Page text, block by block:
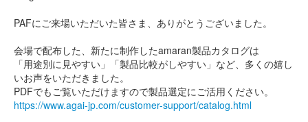
PAFにご来場いただいた皆さま、ありがとうございました。
会場で配布した、新たに制作したamaran製品カタログは
「用途別に見やすい」「製品比較がしやすい」など、多くの嬉し
いお声をいただきました。
PDFでもご覧いただけますので製品選定にご活用ください。
https://www.agai-jp.com/customer-support/catalog.html